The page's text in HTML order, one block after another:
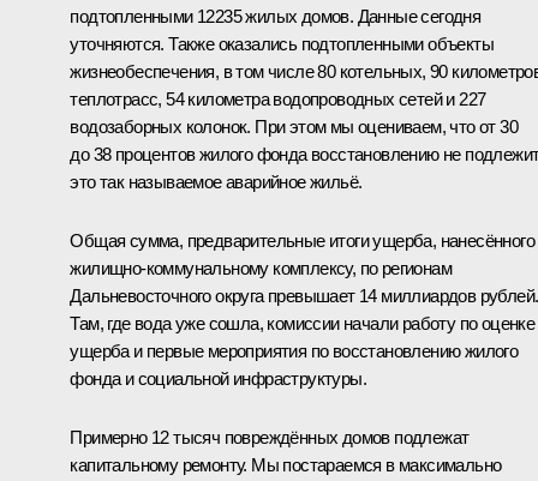
подтопленными 12235 жилых домов. Данные сегодня
уточняются. Также оказались подтопленными объекты
жизнеобеспечения, в том числе 80 котельных, 90
теплотрасс, 54 километра водопроводных сетей и 227
водозаборных колонок. При этом мы оцениваем, что от 30
до 38 процентов жилого фонда восстановлению не
это так называемое аварийное жильё.
Общая сумма, предварительные итоги ущерба, нанесённого
жилищно-коммунальному комплексу, по регионам
Дальневосточного округа превышает 14 миллиардов рублей.
Там, где вода уже сошла, комиссии начали работу по оценке
ущерба и первые мероприятия по восстановлению жилого
фонда и социальной инфраструктуры.
Примерно 12 тысяч повреждённых домов подлежат
капитальному ремонту. Мы постараемся в максимально